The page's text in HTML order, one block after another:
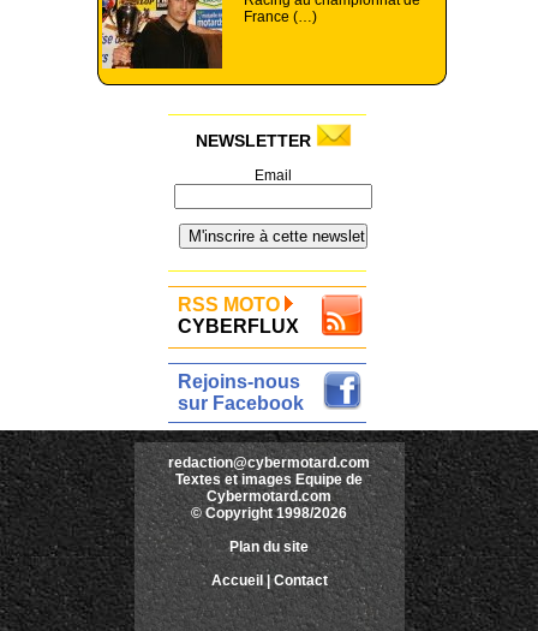
France (…)
NEWSLETTER
Email
RSS MOTO
CYBERFLUX
Rejoins-nous
sur Facebook
redaction@cybermotard.com
Textes et images Equipe de
Cybermotard.com
© Copyright 1998/2026
Plan du site
Accueil |Contact